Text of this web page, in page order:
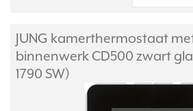
JUNG kamerthermostaat
binnenwerk CD500 zwart
1790 SW)